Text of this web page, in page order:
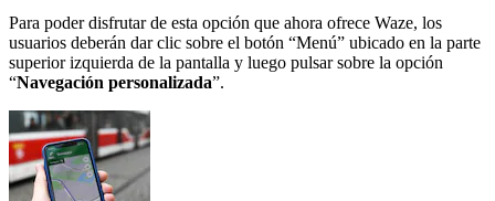
Para poder disfrutar de esta opción que ahora ofrece Waze, los
usuarios deberán dar clic sobre el botón “Menú” ubicado en la parte
superior izquierda de la pantalla y luego pulsar sobre la opción
“Navegación personalizada”.